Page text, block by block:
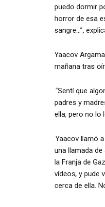
puedo dormir
horror de esa
sangre…”,
Yaacov
mañana tras
“Sentí que
padres y
ella, pero no lo
Yaacov llamó
una llamada
la Franja de
vídeos, y pude
cerca de ella.